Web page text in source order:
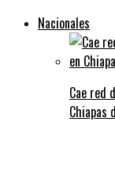
Nacionales
Cae red
Chiapas